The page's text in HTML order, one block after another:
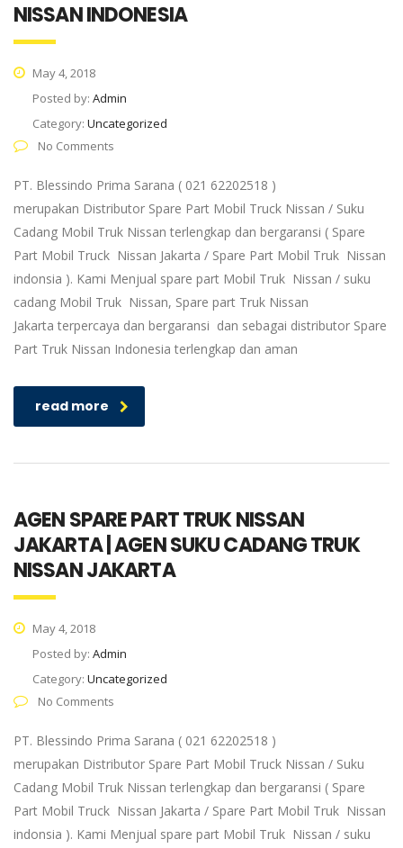
NISSAN INDONESIA
May 4, 2018
Posted by: Admin
Category: Uncategorized
No Comments
PT. Blessindo Prima Sarana ( 021 62202518 )
merupakan Distributor Spare Part Mobil Truck Nissan / Suku
Cadang Mobil Truk Nissan terlengkap dan bergaransi ( Spare
Part Mobil Truck Nissan Jakarta / Spare Part Mobil Truk Nissan
indonsia ). Kami Menjual spare part Mobil Truk Nissan / suku
cadang Mobil Truk Nissan, Spare part Truk Nissan
Jakarta terpercaya dan bergaransi dan sebagai distributor Spare
Part Truk Nissan Indonesia terlengkap dan aman
read more
AGEN SPARE PART TRUK NISSAN
JAKARTA | AGEN SUKU CADANG TRUK
NISSAN JAKARTA
May 4, 2018
Posted by: Admin
Category: Uncategorized
No Comments
PT. Blessindo Prima Sarana ( 021 62202518 )
merupakan Distributor Spare Part Mobil Truck Nissan / Suku
Cadang Mobil Truk Nissan terlengkap dan bergaransi ( Spare
Part Mobil Truck Nissan Jakarta / Spare Part Mobil Truk Nissan
indonsia ). Kami Menjual spare part Mobil Truk Nissan / suku